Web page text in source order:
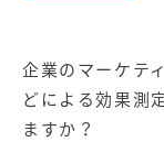
マーケティング基盤
サイトアクセス解
ボード
企業のマーケテ
どによる効果測
ますか？